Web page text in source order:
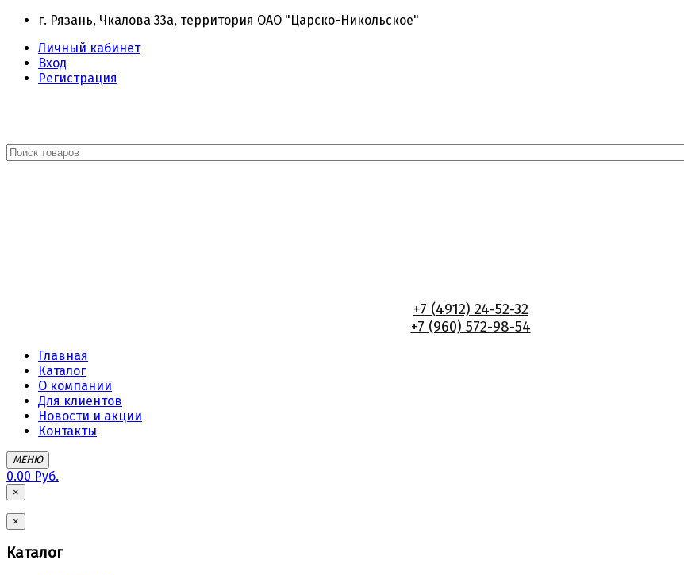
г. Рязань, Чкалова 33а, территория ОАО "Царско-Никольское"
Личный кабинет
Вход
Регистрация
+7 (4912) 24-52-32
+7 (960) 572-98-54
Главная
Каталог
О компании
Для клиентов
Новости и акции
Контакты
МЕНЮ
0.00 Руб.
×
×
Каталог